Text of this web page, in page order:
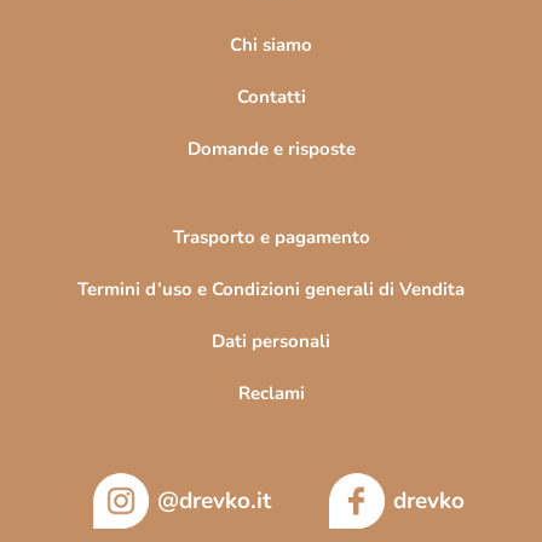
n
o
Chi siamo
Contatti
Domande e risposte
Trasporto e pagamento
Termini d’uso e Condizioni generali di Vendita
Dati personali
Reclami
@drevko.it drevko